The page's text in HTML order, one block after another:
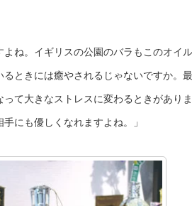
よね。イギリスの公園のバラもこのオイ
ときには癒やされるじゃないですか。
て大きなストレスに変わるときがあり
にも優しくなれますよね。」